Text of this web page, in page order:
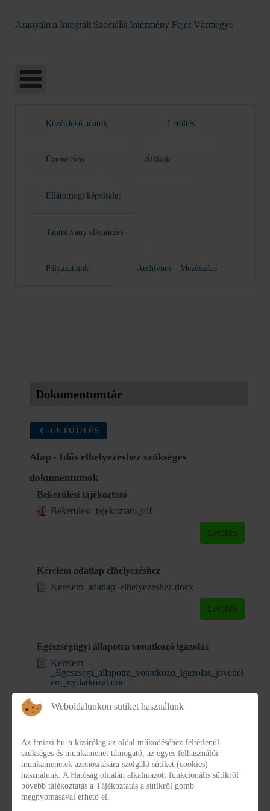
Aranyalma Integrált Szociális Intézmény Fejér Vármegye
Közérdekű adatok Letöltés
Üzemorvos Állások
Ellátottjogi képviselet
Tanúsítvány ellenőrzés
Pályázataink Archívum – Mezőszilas
Dokumentumtár
LETÖLTÉS
Alap - Idős elhelyezéshez szükséges
dokumentumok
Bekerülési tájékoztató
Bekerulesi_tajekoztato.pdf
Letöltés
Kérelem adatlap elhelyezéshez
Kerelem_adatlap_elhelyezeshez.docx
Letöltés
Egészségügyi állapotra vonatkozó igazolás
Kerelem_-
_Egeszsegi_allapotra_vonatkozo_igazolas_jovedel
em_nyilatkozat.doc
Tájékoztató gondozási szükséglet vizsgálatához
Tajekoztato_gondozasi_szukseglet_vizsgalathoz.do
c
Weboldalunkon sütiket használunk
Az fmiszi.hu-n kizárólag az oldal működéséhez feltétlenül
szükséges és munkamenet támogató, az egyes felhasználói
munkamenetek azonosítására szolgáló sütiket (cookies)
használunk. A Hatóság oldalán alkalmazott funkcionális sütikről
bővebb tájékoztatás a Tájékoztatás a sütikről gomb
megnyomásával érhető el.